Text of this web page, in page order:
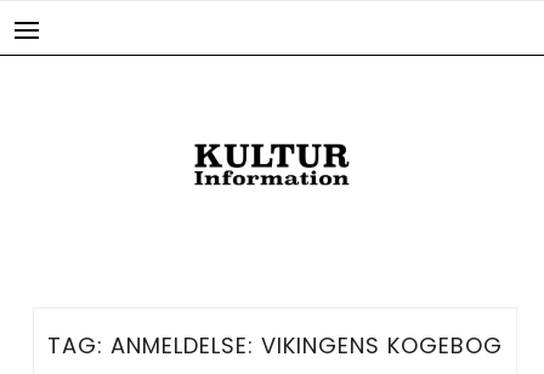
TAG: ANMELDELSE: VIKINGENS KOGEBOG